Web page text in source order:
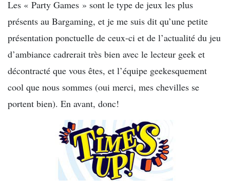
Les « Party Games » sont le type de jeux les plus
présents au Bargaming, et je me suis dit qu’une petite
présentation ponctuelle de ceux-ci et de l’actualité du jeu
d’ambiance cadrerait très bien avec le lecteur geek et
décontracté que vous êtes, et l’équipe geekesquement
cool que nous sommes (oui merci, mes chevilles se
portent bien). En avant, donc!